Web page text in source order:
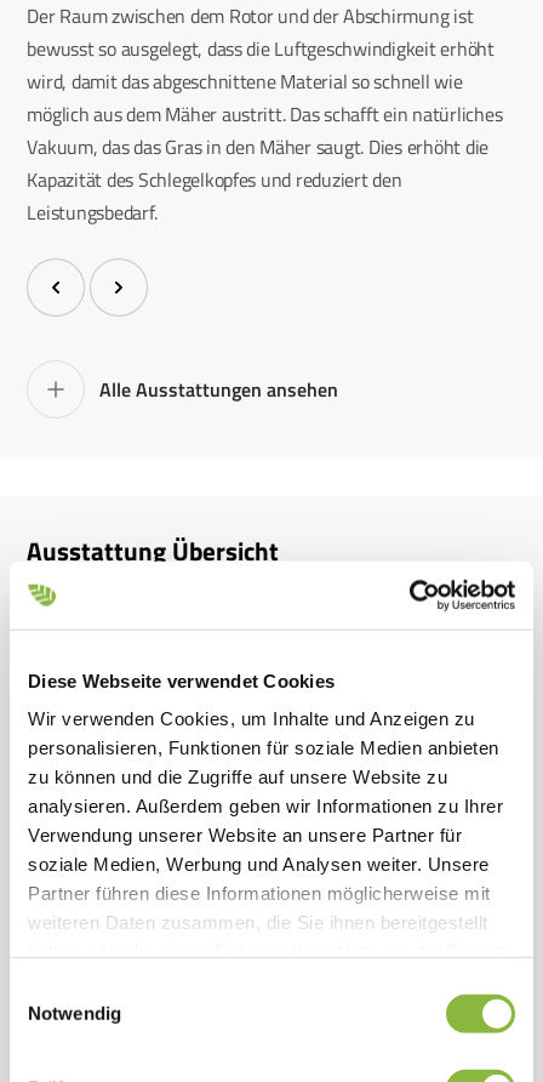
Diese Webseite verwendet Cookies
Wir verwenden Cookies, um Inhalte und Anzeigen zu
personalisieren, Funktionen für soziale Medien anbieten
zu können und die Zugriffe auf unsere Website zu
analysieren. Außerdem geben wir Informationen zu Ihrer
Verwendung unserer Website an unsere Partner für
soziale Medien, Werbung und Analysen weiter. Unsere
Partner führen diese Informationen möglicherweise mit
weiteren Daten zusammen, die Sie ihnen bereitgestellt
Notwendig
Der Raum zwischen dem Rotor und der Abschirmung ist
bewusst so ausgelegt, dass die Luftgeschwindigkeit erhöht
wird, damit das abgeschnittene Material so schnell wie
möglich aus dem Mäher austritt. Das schafft ein natürliches
Vakuum, das das Gras in den Mäher saugt. Dies erhöht die
Kapazität des Schlegelkopfes und reduziert den
Leistungsbedarf.
Alle Ausstattungen ansehen
Ausstattung Übersicht
Integrierter Luftstrom
Standard
Minimale Gesamtbreite
Standard
Standard